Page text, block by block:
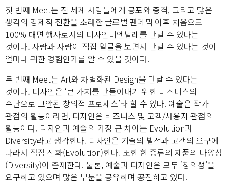
첫 번째 Meet는 전 세계 사람들에게 공포와 충격, 그리고 많은
생각의 강제적 전환을 초래한 글로벌 팬데믹 이후 처음으로
100% 대면 행사로서의 디자인비엔날레를 만날 수 있다는
것이다. 사람과 사람이 직접 얼굴을 보면서 만날 수 있다는 것이
얼마나 귀한 경험인가를 알 수 있을 것이다.
두 번째 Meet는 Art와 차별화된 Design을 만날 수 있다는
것이다. 디자인은 ‘큰 가치를 만들어내기 위한 비즈니스의
수단으로 고안된 창의적 프로세스’라 할 수 있다. 예술은 작가
관점의 활동이라면, 디자인은 비즈니스 및 고객/사용자 관점의
활동이다. 디자인과 예술의 가장 큰 차이는 Evolution과
Diversity라고 생각한다. 디자인은 기술의 발전과 고객의 요구에
따라서 점점 진화(Evolution)한다. 또한 한 종류의 제품의 다양성
(Diversity)이 존재한다. 물론, 예술과 디자인은 모두 ‘창의성’을
요구하고 있으며 많은 부분을 공유하며 공진하고 있다.